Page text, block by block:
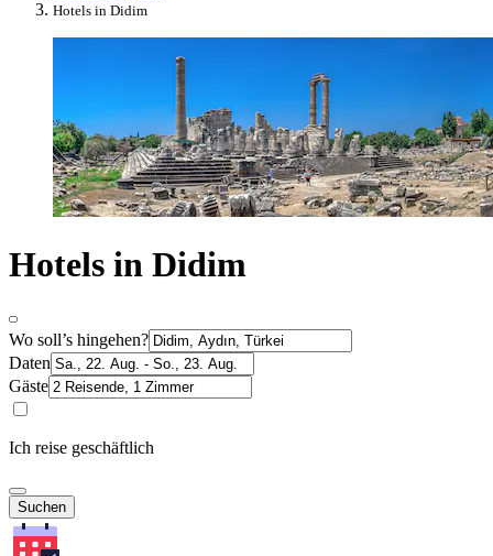
Hotels in Didim
Hotels in Didim
Wo soll’s hingehen?
Daten
Gäste
Ich reise geschäftlich
Suchen